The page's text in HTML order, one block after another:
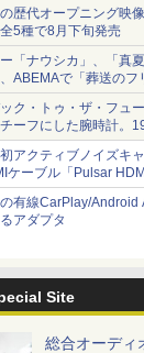
歴代オープニング映
5種で8月下旬発売
「ナウシカ」、「真
ABEMAで「葬送のフ
夏の特番・配信情報
ック・トゥ・ザ・フュ
ーフにした腕時計。
アクティブノイズキ
ケーブル「Pulsar
有線CarPlay/Android
アダプタ
Site
総合オーディ